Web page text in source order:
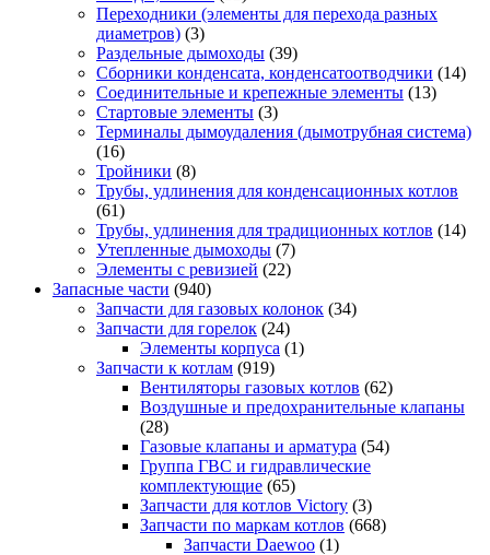
Переходники (элементы для перехода разных
диаметров) (3)
Раздельные дымоходы (39)
Сборники конденсата, конденсатоотводчики (14)
Соединительные и крепежные элементы (13)
Стартовые элементы (3)
Терминалы дымоудаления (дымотрубная система)
(16)
Тройники (8)
Трубы, удлинения для конденсационных котлов
(61)
Трубы, удлинения для традиционных котлов (14)
Утепленные дымоходы (7)
Элементы с ревизией (22)
Запасные части (940)
Запчасти для газовых колонок (34)
Запчасти для горелок (24)
Элементы корпуса (1)
Запчасти к котлам (919)
Вентиляторы газовых котлов (62)
Воздушные и предохранительные клапаны
(28)
Газовые клапаны и арматура (54)
Группа ГВС и гидравлические
комплектующие (65)
Запчасти для котлов Victory (3)
Запчасти по маркам котлов (668)
Запчасти Daewoo (1)